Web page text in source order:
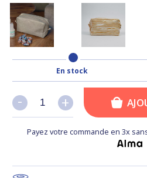
En stock
+
- +
-
Payez votre commande en 3x